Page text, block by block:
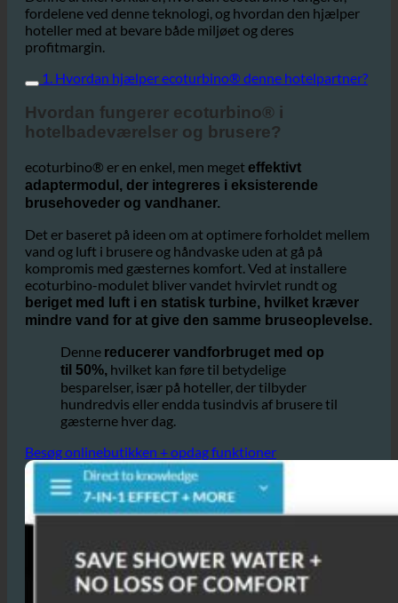
Denne artikel forklarer, hvordan ecoturbino fungerer,
fordelene ved denne teknologi, og hvordan den hjælper
profitmargin.
1. Hvordan hjælper ecoturbino® denne hotelpartner?
hotelbadeværelser og brusere?
ecoturbino® er en enkel, men meget
brusehoveder og vandhaner.
Det er baseret på ideen om at optimere forholdet mellem
vand og luft i brusere og håndvaske uden at gå på
kompromis med gæsternes komfort. Ved at installere
ecoturbino-modulet bliver vandet hvirvlet rundt og
mindre vand for at give den samme bruseoplevelse.
Dennereducerer vandforbruget med op
til 50%,hvilket kan føre til betydelige
besparelser, især på hoteller, der tilbyder
gæsterne hver dag.
Besøg onlinebutikken + opdag funktioner